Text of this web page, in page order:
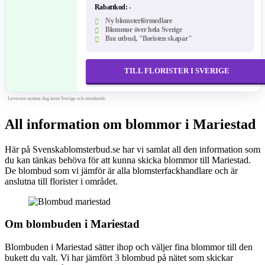
Rabattkod: -
Ny blomsterförmedlare
Blommor över hela Sverige
Bra utbud, "floristen skapar"
TILL FLORISTER I SVERIGE
Leverans samma dag inom Sverige och utomlands.
All information om blommor i Mariestad
Här på Svenskablomsterbud.se har vi samlat all den information som
du kan tänkas behöva för att kunna skicka blommor till Mariestad.
De blombud som vi jämför är alla blomsterfackhandlare och är
anslutna till florister i området.
Om blombuden i Mariestad
Blombuden i Mariestad sätter ihop och väljer fina blommor till den
bukett du valt. Vi har jämfört 3 blombud på nätet som skickar